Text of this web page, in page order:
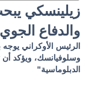
زيلينسكي
والدفاع
الرئيس الأوكراني يوجه
وسلوفيانسك، ويؤكد أن
الدبلوماسية"